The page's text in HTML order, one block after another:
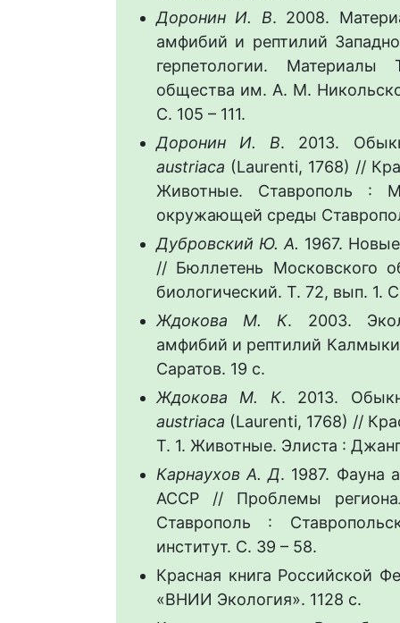
Доронин И. В. 2008.
амфибий и рептилий
герпетологии. Материалы
общества им. А. М.
C. 105 – 111.
Доронин И. В. 2013.
austriaca (Laurenti, 1768) //
Животные. Ставрополь :
окружающей среды
Дубровский Ю. А. 1967.
// Бюллетень Московского
биологический. Т. 72, вып. 1.
Ждокова М. К. 2003.
амфибий и рептилий
Саратов. 19 с.
Ждокова М. К. 2013.
austriaca (Laurenti, 1768) //
Т. 1. Животные. Элиста :
Карнаухов А. Д. 1987. Фауна
АССР // Проблемы
Ставрополь :
институт. С. 39 – 58.
Красная книга Российской
«ВНИИ Экология». 1128 с.